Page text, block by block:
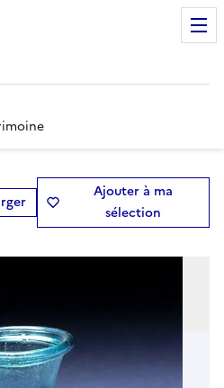
Ajouter à ma
sélection